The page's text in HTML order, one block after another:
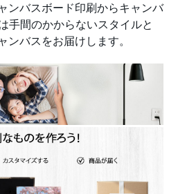
ンバスボード印刷からキャンバ
手間のかからないスタイルと
バスをお届けします。